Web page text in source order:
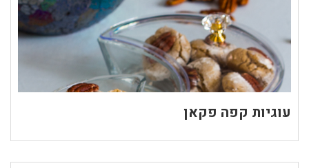
עוגיות קפה פקאן